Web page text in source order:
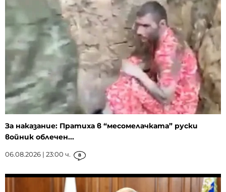
За наказание: Пратиха в “месомелачката” руски
войник облечен...
06.08.2026 | 23:00 ч. 8